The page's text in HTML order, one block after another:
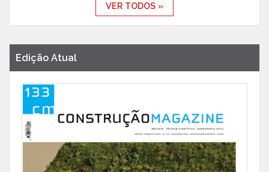
VER TODOS »
Edição Atual